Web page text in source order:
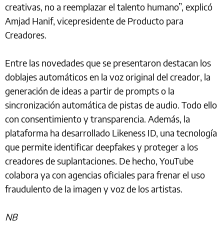
creativas, no a reemplazar el talento humano”, explicó
Amjad Hanif, vicepresidente de Producto para
Creadores.
Entre las novedades que se presentaron destacan los
doblajes automáticos en la voz original del creador, la
generación de ideas a partir de prompts o la
sincronización automática de pistas de audio. Todo ello
con consentimiento y transparencia. Además, la
plataforma ha desarrollado Likeness ID, una tecnología
que permite identificar deepfakes y proteger a los
creadores de suplantaciones. De hecho, YouTube
colabora ya con agencias oficiales para frenar el uso
fraudulento de la imagen y voz de los artistas.
NB